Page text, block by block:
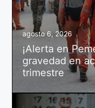
agosto 6, 2026
¡Alerta en
gravedad en
trimestre